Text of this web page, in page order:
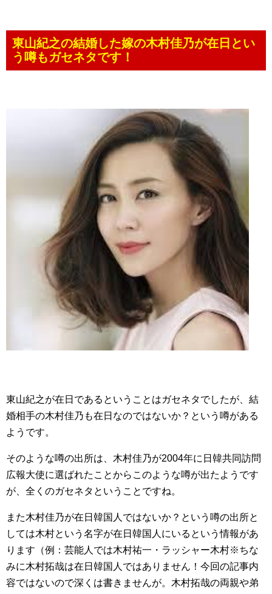
東山紀之の結婚した嫁の木村佳乃が在日とい
う噂もガセネタです！
東山紀之が在日であるということはガセネタでしたが、結
婚相手の木村佳乃も在日なのではないか？という噂がある
ようです。
そのような噂の出所は、木村佳乃が2004年に日韓共同訪問
広報大使に選ばれたことからこのような噂が出たようです
が、全くのガセネタということですね。
また木村佳乃が在日韓国人ではないか？という噂の出所と
しては木村という名字が在日韓国人にいるという情報があ
ります（例：芸能人では木村祐一・ラッシャー木村※ちな
みに木村拓哉は在日韓国人ではありません！今回の記事内
容ではないので深くは書きませんが。木村拓哉の両親や弟